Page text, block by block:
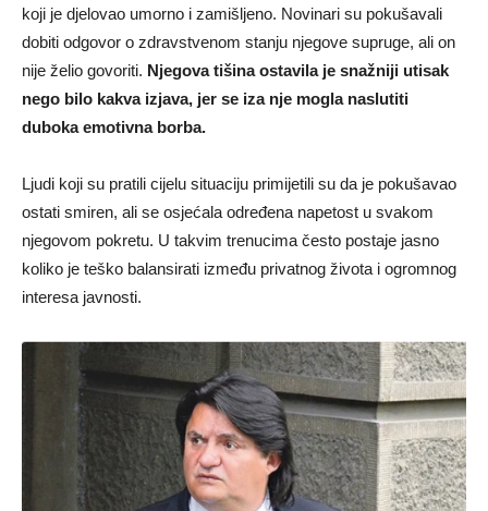
koji je djelovao umorno i zamišljeno. Novinari su pokušavali
dobiti odgovor o zdravstvenom stanju njegove supruge, ali on
nije želio govoriti. Njegova tišina ostavila je snažniji utisak
nego bilo kakva izjava, jer se iza nje mogla naslutiti
duboka emotivna borba.
Ljudi koji su pratili cijelu situaciju primijetili su da je pokušavao
ostati smiren, ali se osjećala određena napetost u svakom
njegovom pokretu. U takvim trenucima često postaje jasno
koliko je teško balansirati između privatnog života i ogromnog
interesa javnosti.